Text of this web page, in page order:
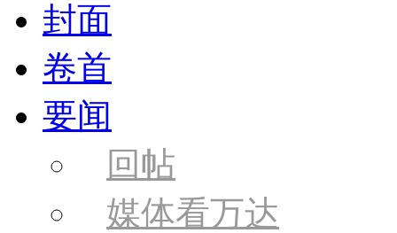
封面
卷首
要闻
回帖
媒体看万达